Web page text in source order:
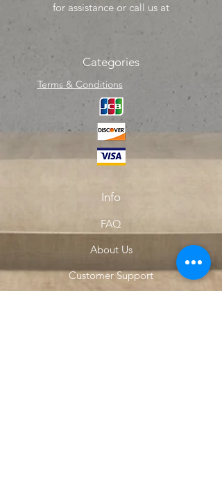
for assistance or call us at
Categories
Terms & Conditions
Info
FAQ
About Us
Customer Support